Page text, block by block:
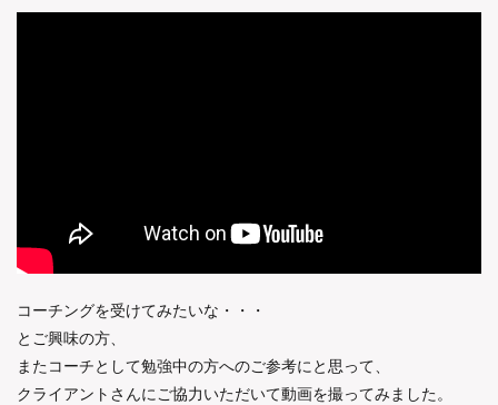
コーチングを受けてみたいな・・・
とご興味の方、
またコーチとして勉強中の方へのご参考にと思って、
クライアントさんにご協力いただいて動画を撮ってみました。